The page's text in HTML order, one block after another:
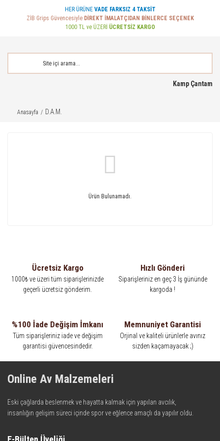
HER ÜRÜNE VADE FARKSIZ 4 TAKSİT
ZİB Grips Güvencesiyle DİREKT İMALATÇIDAN BİNLERCE SEÇENEK
1000 TL ve ÜZERİ ÜCRETSİZ KARGO
Kamp Çantam
Anasayfa D.A.M.
Ürün Bulunamadı.
Ücretsiz Kargo
1000₺ ve üzeri tüm siparişlerinizde
geçerli ücretsiz gönderim.
Hızlı Gönderi
Siparişleriniz en geç 3 İş gününde
kargoda !
%100 İade Değişim İmkanı
Tüm siparişleriniz iade ve değişim
garantisi güvencesindedir.
Memnuniyet Garantisi
Orjinal ve kaliteli ürünlerle avınız
sizden kaçamayacak ;)
Online Av Malzemeleri
Eski çağlarda beslenmek ve hayatta kalmak için yapılan avcılık,
insanlığın gelişim süreci içinde spor ve eğlence amaçlı da yapılır oldu.
teknolojinin dokunuşuyla av malzemelerinde en iyisini meydana